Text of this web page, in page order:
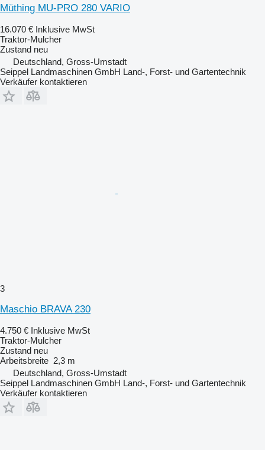
Müthing MU-PRO 280 VARIO
16.070 € Inklusive MwSt
Traktor-Mulcher
Zustand neu
Deutschland, Gross-Umstadt
Seippel Landmaschinen GmbH Land-, Forst- und Gartentechnik
Verkäufer kontaktieren
3
Maschio BRAVA 230
4.750 € Inklusive MwSt
Traktor-Mulcher
Zustand neu
Arbeitsbreite 2,3 m
Deutschland, Gross-Umstadt
Seippel Landmaschinen GmbH Land-, Forst- und Gartentechnik
Verkäufer kontaktieren